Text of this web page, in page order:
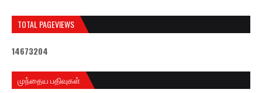
TOTAL PAGEVIEWS
14673204
முந்தைய பதிவுகள்